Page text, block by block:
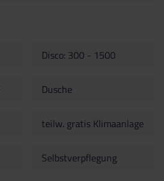
Disco: 300 - 1500
Dusche
teilw. gratis Klimaanlage
Selbstverpflegung